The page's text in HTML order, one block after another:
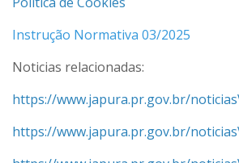
Instrução Normativa 03/2025
Noticias relacionadas:
https://www.japura.pr.gov.br/
https://www.japura.pr.gov.br/